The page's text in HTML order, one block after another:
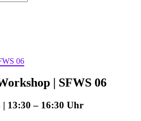
06
| SFWS 06
| 13:30 – 16:30